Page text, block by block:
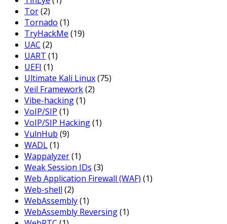
Tor(2)
Tornado (1)
TryHackMe (19)
UAC (2)
UART (1)
UEFI (1)
Ultimate Kali Linux(75)
Veil Framework(2)
Vibe-hacking(1)
VoIP/SIP (1)
VoIP/SIP Hacking(1)
VulnHub (9)
WADL(1)
Wappalyzer(1)
Weak Session IDs (3)
Web Application Firewall (WAF) (1)
Web-shell (2)
WebAssembly(1)
WebAssembly Reversing(1)